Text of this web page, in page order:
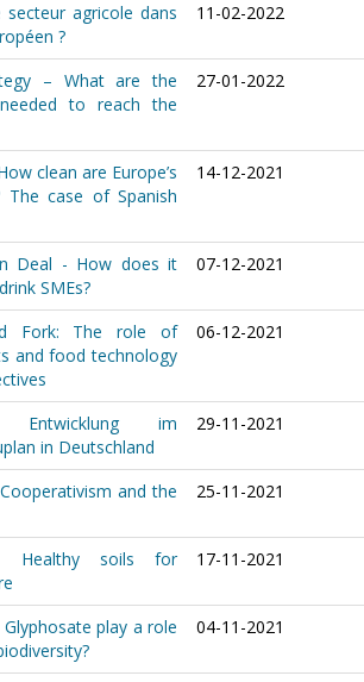
agricole dans
?
11-02-2022
– What are the
to reach the
27-01-2022
clean are Europe’s
The case of Spanish
14-12-2021
Deal - How does it
SMEs?
07-12-2021
Fork: The role of
and food technology
06-12-2021
Entwicklung im
in Deutschland
29-11-2021
and the
25-11-2021
Healthy soils for
17-11-2021
play a role
04-11-2021